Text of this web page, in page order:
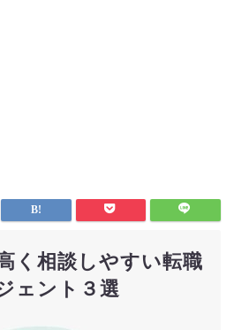
く相談しやすい転職
ェント３選